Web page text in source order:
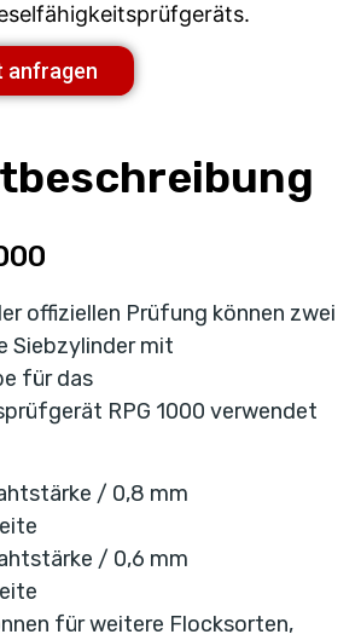
anfragen
offiziellen Prüfung können zwei
Siebzylinder mit
für das
RPG 1000 verwendet
/ 0,8 mm
/ 0,6 mm
für weitere Flocksorten,